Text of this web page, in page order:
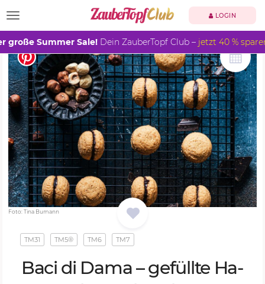
TOGGLE NAVIGATION LOGIN
große Summer Sale! Dein ZauberTopf Club – jetzt 40 %
Foto: Tina Bumann
TM31 TM5® TM6 TM7
Baci di Dama – ge­füll­te Ha­